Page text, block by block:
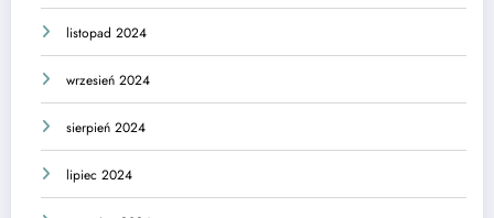
listopad 2024
wrzesień 2024
sierpień 2024
lipiec 2024